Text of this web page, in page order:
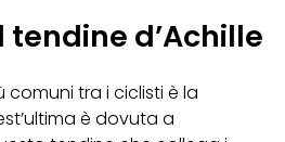
d’Achille
comuni tra i ciclisti è la
è dovuta a